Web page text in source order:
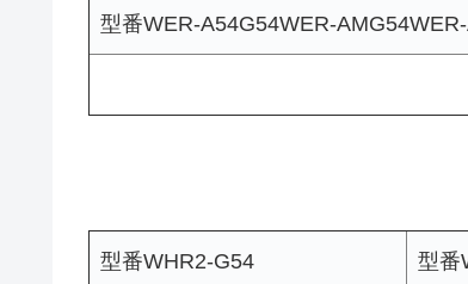
型番WER-A54G54WER-
型番WHR2-G54 型番